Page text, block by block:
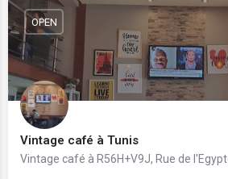
Vintage café à Tunis
OPEN